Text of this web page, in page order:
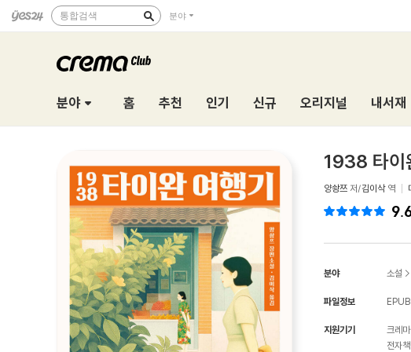
통합검색 분야
분야 홈 추천 인기 신규 오리지널 내서재
1938 타이
양솽쯔 저/김이삭역
분야 소설 >
파일정보
지원기기 크레마
전자